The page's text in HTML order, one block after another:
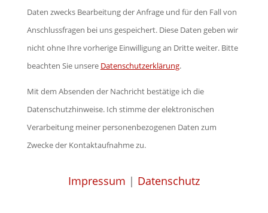
Daten zwecks Bearbeitung der Anfrage und für den Fall von
Anschlussfragen bei uns gespeichert. Diese Daten geben wir
nicht ohne Ihre vorherige Einwilligung an Dritte weiter. Bitte
beachten Sie unsere Datenschutzerklärung.
Mit dem Absenden der Nachricht bestätige ich die
Datenschutzhinweise. Ich stimme der elektronischen
Verarbeitung meiner personenbezogenen Daten zum
Zwecke der Kontaktaufnahme zu.
Impressum | Datenschutz